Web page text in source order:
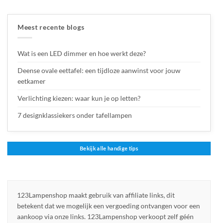
Meest recente blogs
Wat is een LED dimmer en hoe werkt deze?
Deense ovale eettafel: een tijdloze aanwinst voor jouw
eetkamer
Verlichting kiezen: waar kun je op letten?
7 designklassiekers onder tafellampen
Bekijk alle handige tips
123Lampenshop maakt gebruik van affiliate links, dit
betekent dat we mogelijk een vergoeding ontvangen voor een
aankoop via onze links. 123Lampenshop verkoopt zelf géén